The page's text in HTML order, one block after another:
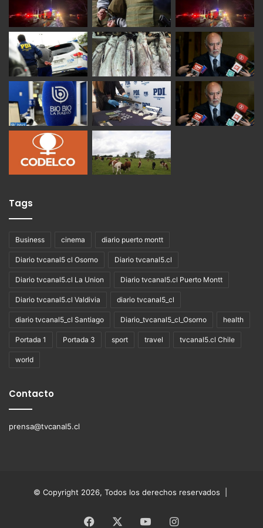
Tags
Business cinema diario puerto montt
Diario tvcanal5 cl Osorno Diario tvcanal5.cl
Diario tvcanal5.cl La Union Diario tvcanal5.cl Puerto Montt
Diario tvcanal5.cl Valdivia diario tvcanal5_cl
diario tvcanal5_cl Santiago Diario_tvcanal5_cl_Osorno health
Portada 1 Portada 3 sport travel tvcanal5.cl Chile
world
Contacto
prensa@tvcanal5.cl
© Copyright 2026, Todos los derechos reservados |
Facebook YouTubeInstagram